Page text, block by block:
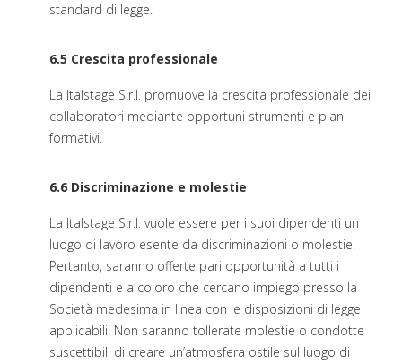
standard di legge.
6.5 Crescita professionale
La Italstage S.r.l. promuove la crescita professionale dei
collaboratori mediante opportuni strumenti e piani
formativi.
6.6 Discriminazione e molestie
La Italstage S.r.l. vuole essere per i suoi dipendenti un
luogo di lavoro esente da discriminazioni o molestie.
Pertanto, saranno offerte pari opportunità a tutti i
dipendenti e a coloro che cercano impiego presso la
Società medesima in linea con le disposizioni di legge
applicabili. Non saranno tollerate molestie o condotte
suscettibili di creare un’atmosfera ostile sul luogo di